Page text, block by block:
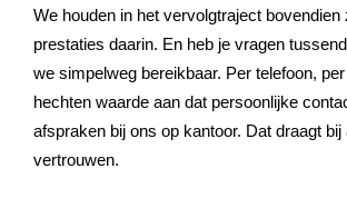
We houden in het vervolgtraject bovendien
prestaties daarin. En heb je vragen
we simpelweg bereikbaar. Per telefoon,
hechten waarde aan dat persoonlijke
afspraken bij ons op kantoor. Dat draagt bij
vertrouwen.